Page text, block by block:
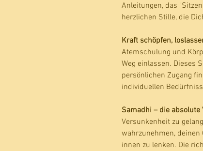
Anleitungen, das
herzlichen Stille, die
Kraft schöpfen,
Atemschulung und
Weg einlassen. Dieses
persönlichen Zugang
individuellen
Samadhi – die absolute
Versunkenheit zu
wahrzunehmen,
innen zu lenken. Die